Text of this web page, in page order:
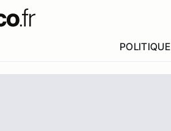
POLITIQUE